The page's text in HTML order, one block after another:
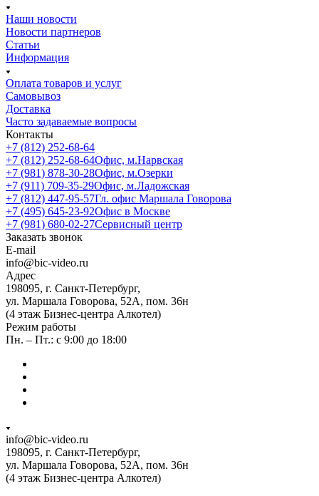
Наши новости
Новости партнеров
Статьи
Информация
Оплата товаров и услуг
Самовывоз
Доставка
Часто задаваемые вопросы
Контакты
+7 (812) 252-68-64
+7 (812) 252-68-64Офис, м.Нарвская
+7 (981) 878-30-28Офис, м.Озерки
+7 (911) 709-35-29Офис, м.Ладожская
+7 (812) 447-95-57Гл. офис Маршала Говорова
+7 (495) 645-23-92Офис в Москве
+7 (981) 680-02-27Сервисный центр
Заказать звонок
E-mail
info@bic-video.ru
Адрес
198095, г. Санкт-Петербург,
ул. Маршала Говорова, 52А, пом. 36н
(4 этаж Бизнес-центра Алкотел)
Режим работы
Пн. – Пт.: с 9:00 до 18:00
info@bic-video.ru
198095, г. Санкт-Петербург,
ул. Маршала Говорова, 52А, пом. 36н
(4 этаж Бизнес-центра Алкотел)